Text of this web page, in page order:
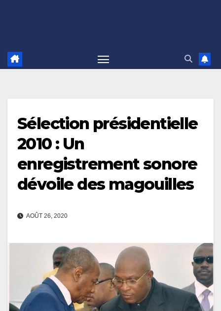
Sélection présidentielle
2010 : Un
enregistrement sonore
dévoile des magouilles
AOÛT 26, 2020